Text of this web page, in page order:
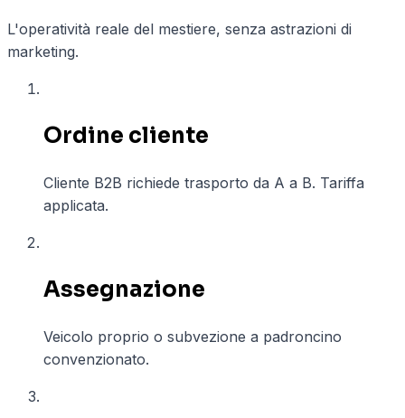
L'operatività reale del mestiere, senza astrazioni di
marketing.
Ordine cliente
Cliente B2B richiede trasporto da A a B. Tariffa
applicata.
Assegnazione
Veicolo proprio o subvezione a padroncino
convenzionato.